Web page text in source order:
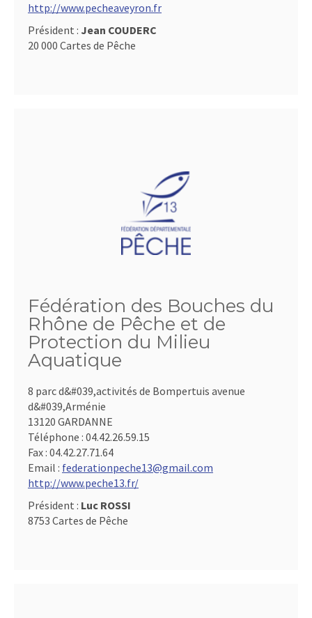
http://www.pecheaveyron.fr
Président : Jean COUDERC
20 000 Cartes de Pêche
Fédération des Bouches du
Rhône de Pêche et de
Protection du Milieu
Aquatique
8 parc d&#039,activités de Bompertuis avenue
d&#039,Arménie
13120 GARDANNE
Téléphone : 04.42.26.59.15
Fax : 04.42.27.71.64
Email : federationpeche13@gmail.com
http://www.peche13.fr/
Président : Luc ROSSI
8753 Cartes de Pêche